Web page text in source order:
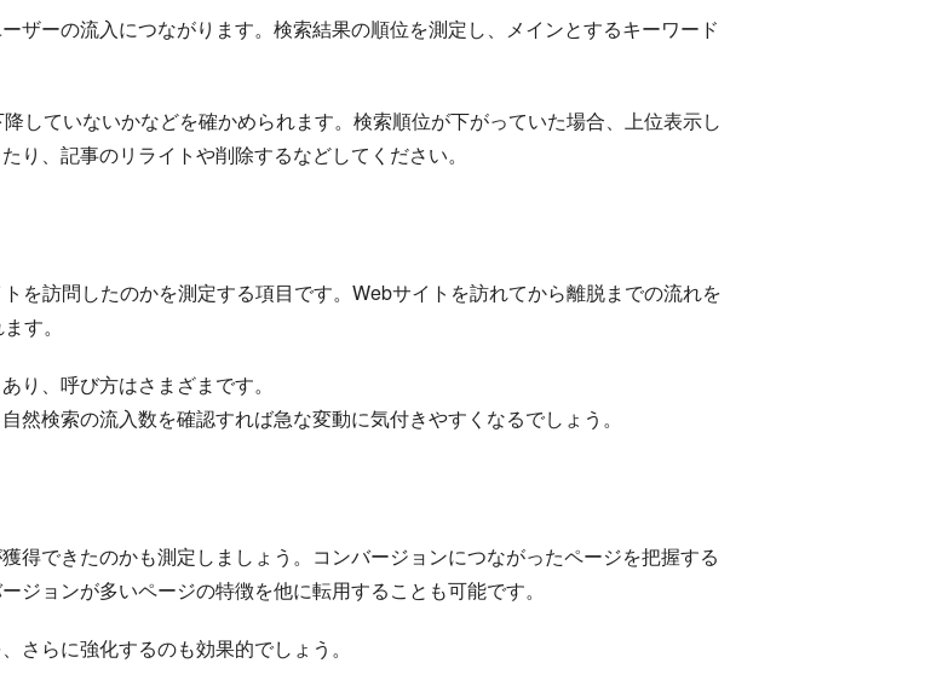
ザーの流入につながります。検索結果の順位を測定し、メインとするキーワード
していないかなどを確かめられます。検索順位が下がっていた場合、上位表示し
、記事のリライトや削除するなどしてください。
を訪問したのかを測定する項目です。Webサイトを訪れてから離脱までの流れを
す。
り、呼び方はさまざまです。
検索の流入数を確認すれば急な変動に気付きやすくなるでしょう。
得できたのかも測定しましょう。コンバージョンにつながったページを把握する
ョンが多いページの特徴を他に転用することも可能です。
さらに強化するのも効果的でしょう。